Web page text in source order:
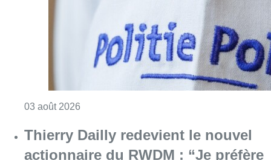
03 août 2026
Thierry Dailly redevient le nouvel
actionnaire du RWDM : “Je préfère